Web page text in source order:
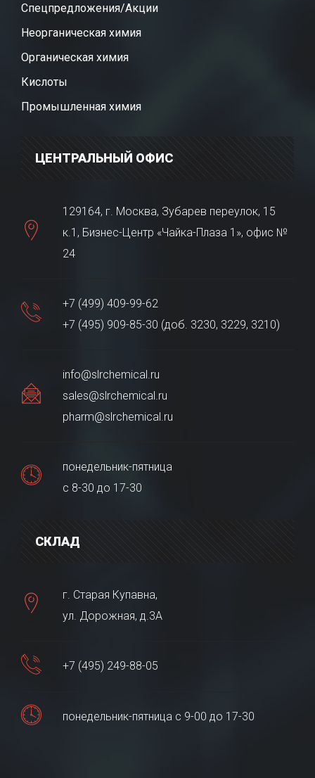
Спецпредложения/Акции
Неорганическая химия
Органическая химия
Кислоты
Промышленная химия
ЦЕНТРАЛЬНЫЙ ОФИС
129164, г. Москва, Зубарев переулок, 15
к.1, Бизнес-Центр «Чайка-Плаза 1», офис №
24
+7 (499) 409-99-62
+7 (495) 909-85-30 (доб. 3230, 3229, 3210)
info@slrchemical.ru
sales@slrchemical.ru
pharm@slrchemical.ru
понедельник-пятница
с 8-30 до 17-30
СКЛАД
г. Старая Купавна,
ул. Дорожная, д.3А
+7 (495) 249-88-05
понедельник-пятница с 9-00 до 17-30